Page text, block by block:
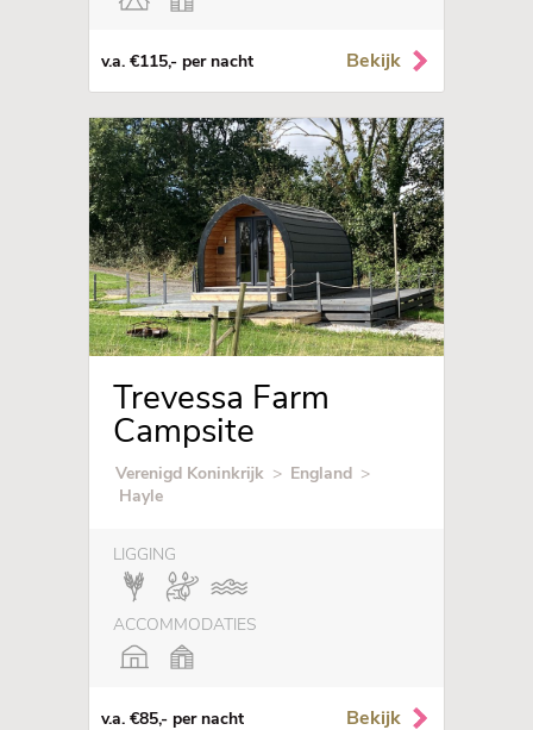
v.a. €115,- per nacht Bekijk
Trevessa Farm
Campsite
Verenigd Koninkrijk > England >
Hayle
LIGGING
ACCOMMODATIES
v.a. €85,- per nacht Bekijk